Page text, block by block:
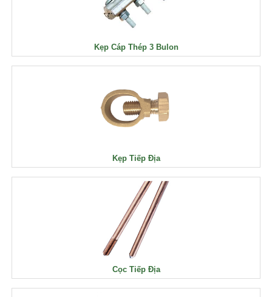
Kẹp Cáp Thép 3 Bulon
Kẹp Tiếp Địa
Cọc Tiếp Địa